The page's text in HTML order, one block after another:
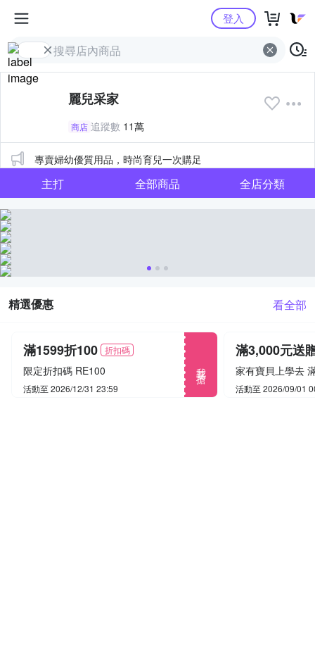
Yahoo購物中心
登入
麗兒采家
商店 追蹤數 11萬
公告
專賣婦幼優質用品，時尚育兒一次購足
主打 全部商品 全店分類
精選優惠 看全部
滿1599折100 折扣碼
限定折扣碼 RE100
活動至 2026/12/31 23:59
滿3,000元送
活動至 2026/09/01